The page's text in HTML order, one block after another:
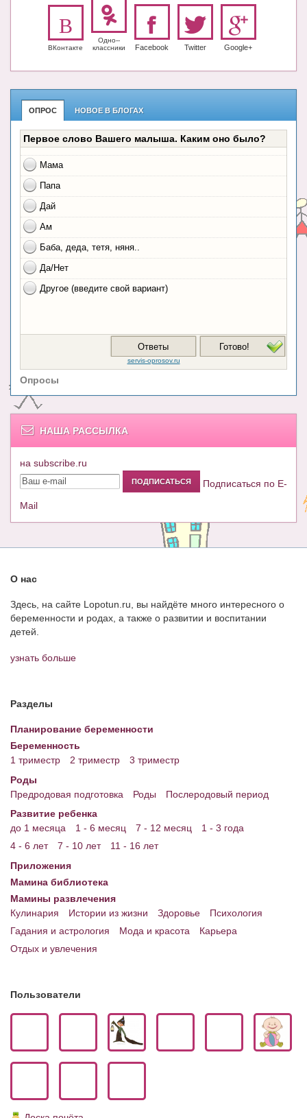
ВКонтакте
Одно-­
класс­ники
Facebook Twitter Google+
ОПРОС НОВОЕ В БЛОГАХ
Опросы
НАША РАССЫЛКА
на subscribe.ru
Подписаться по E-
Mail
О нас
Здесь, на сайте Lopotun.ru, вы найдёте много интересного о
беременности и родах, а также о развитии и воспитании
детей.
узнать больше
Разделы
Планирование беременности
Беременность
1 триместр
2 триместр
3 триместр
Роды
Предродовая подготовка
Роды
Послеродовый период
Развитие ребенка
до 1 месяца
1 - 6 месяц 7 - 12 месяц
1 - 3 года
4 - 6 лет
7 - 10 лет
11 - 16 лет
Приложения
Мамина библиотека
Мамины развлечения
Кулинария
Истории из жизни Здоровье
Психология
Гадания и астрология
Мода и красота
Карьера
Отдых и увлечения
Пользователи